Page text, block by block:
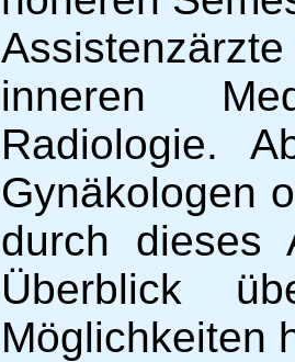
inneren
Radiologie.
Gynäkologen
durch dieses
Überblick
Möglichkeiten